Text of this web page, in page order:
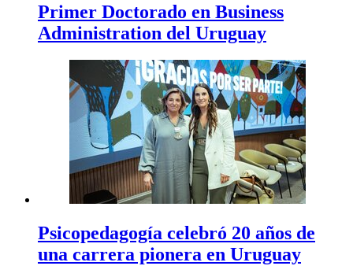
Primer Doctorado en Business
Administration del Uruguay
Psicopedagogía celebró 20 años de
una carrera pionera en Uruguay